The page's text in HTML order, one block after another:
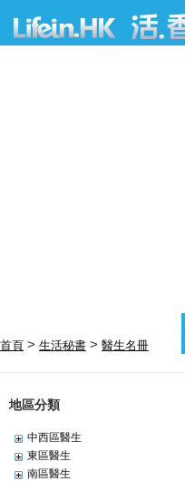
首頁 > 生活秘書 > 醫生名冊
地區分類
中西區醫生
東區醫生
南區醫生